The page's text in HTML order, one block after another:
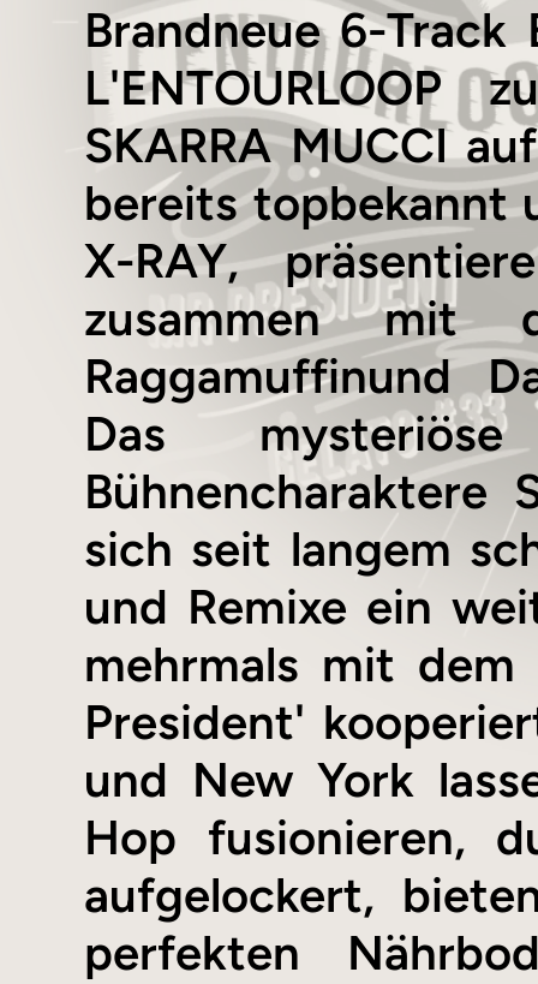
Brandneue 6-
L'ENTOURLOOP
SKARRA MUCCI
bereits topbekannt
X-RAY,
zusammen mit
Raggamuffinund
Das
Bühnencharaktere
sich seit langem
und Remixe ein
mehrmals mit dem
President'
und New York
Hop fusionieren,
aufgelockert,
perfekten